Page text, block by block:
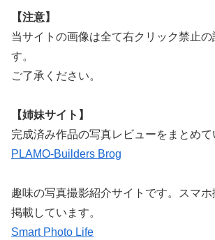
【注意】
当サイトの画像は全て右クリック禁止の
す。
ご了承ください。
【姉妹サイト】
完成済み作品の写真レビューをまとめて
PLAMO-Builders Brog
趣味の写真撮影紹介サイトです。スマ
掲載しています。
Smart Photo Life